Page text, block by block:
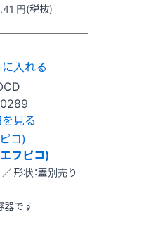
円(税抜)
入れる
見る
フピコ)
形状：蓋別売り
器です